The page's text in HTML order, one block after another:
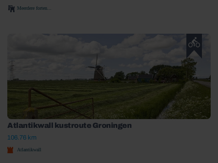
Meerdere forten...
Atlantikwall kustroute Groningen
106.76 km
Atlantikwall